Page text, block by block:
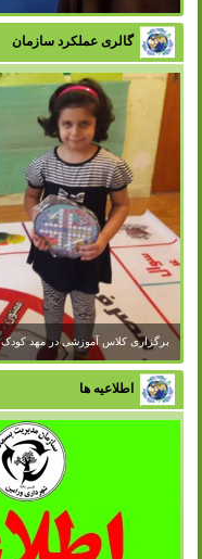
گالری عملکرد سازمان
اطلاعیه ها